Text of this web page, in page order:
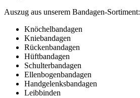
Auszug aus unserem Bandagen-Sortiment:
Knöchelbandagen
Kniebandagen
Rückenbandagen
Hüftbandagen
Schulterbandagen
Ellenbogenbandagen
Handgelenksbandagen
Leibbinden